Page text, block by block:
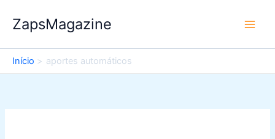
para
conteúdo
ZapsMagazine
Início aportes automáticos